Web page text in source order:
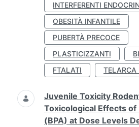
INTERFERENTI
OBESITÀ INFANTILE
PUBERTÀ PRECOCE
PLASTICIZZANTI
FTALATI
TELARCA
Juvenile Toxicity
Toxicological Effects of
(BPA) at Dose Levels